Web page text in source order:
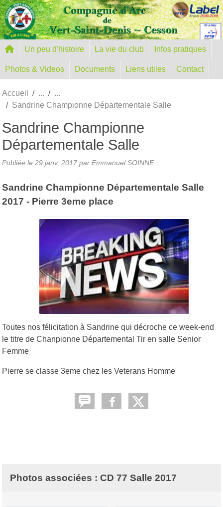
Un peu d'histoire La vie du club Infos pratiques
Photos & Videos Documents Liens utiles Contact
Accueil
Sandrine Championne Départementale Salle
Sandrine Championne
Départementale Salle
Publiée le 29 janv. 2017 par Emmanuel SOINNE
Sandrine Championne Départementale Salle
2017 - Pierre 3eme place
Toutes nos félicitation à Sandrine qui décroche ce week-end
le titre de Chanpionne Départemental Tir en salle Senior
Femme
Pierre se classe 3eme chez les Veterans Homme
Photos associées : CD 77 Salle 2017
Panneau de gestion des cookies